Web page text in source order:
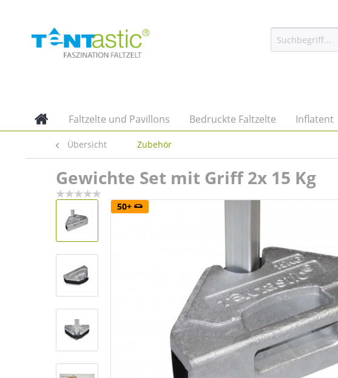
Faltzelte und Pavillons Bedruckte Faltzelte Inflatent
Übersicht Zubehör
Gewichte Set mit Griff 2x 15 Kg
50+